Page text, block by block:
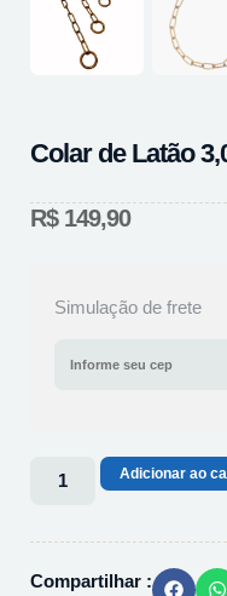
Colar de Latão
R$149,90
Simulação de frete
Adicionar ao
Compartilhar :